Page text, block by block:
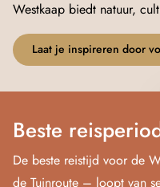
Westkaap biedt natuur,
Laat je inspireren door
Beste
De beste reistijd voor de
de Tuinroute – loopt van